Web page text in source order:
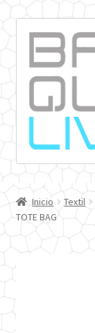
navegación
contenido
Inicio Textil
TOTE BAG